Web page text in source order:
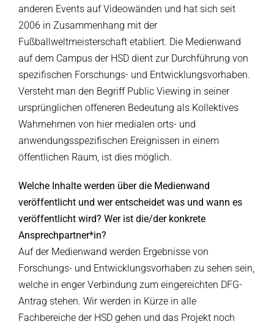
anderen Events auf Videowänden und hat sich seit
2006 in Zusammenhang mit der
Fußballweltmeisterschaft etabliert. Die Medienwand
auf dem Campus der HSD dient zur Durchführung von
spezifischen Forschungs- und Entwicklungsvorhaben.
Versteht man den Begriff Public Viewing in seiner
ursprünglichen offeneren Bedeutung als Kollektives
Wahrnehmen von hier medialen orts- und
anwendungsspezifischen Ereignissen in einem
öffentlichen Raum, ist dies möglich.
Welche Inhalte werden über die Medienwand
veröffentlicht und wer entscheidet was und wann es
veröffentlicht wird? Wer ist die/der konkrete
Ansprechpartner*in?
Auf der Medienwand werden Ergebnisse von
Forschungs- und Entwicklungsvorhaben zu sehen sein,
welche in enger Verbindung zum eingereichten DFG-
Antrag stehen. Wir werden in Kürze in alle
Fachbereiche der HSD gehen und das Projekt noch